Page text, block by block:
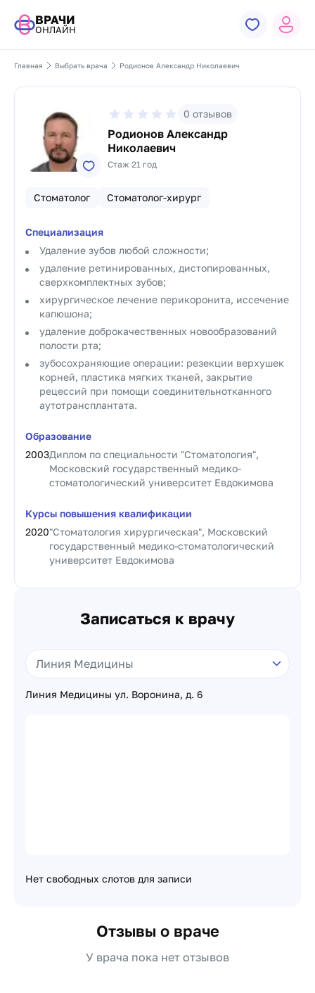
ВРАЧИ
ОНЛАЙН
Главная Выбрать врача Родионов Александр Николаевич
0 отзывов
Родионов Александр
Николаевич
Стаж 21 год
Стоматолог Стоматолог-хирург
Специализация
Удаление зубов любой сложности;
удаление ретинированных, дистопированных,
сверхкомплектных зубов;
хирургическое лечение перикоронита, иссечение
капюшона;
удаление доброкачественных новообразований
полости рта;
зубосохраняющие операции: резекции верхушек
корней, пластика мягких тканей, закрытие
рецессий при помощи соединительнотканного
аутотрансплантата.
Образование
2003Диплом по специальности "Стоматология",
Московский государственный медико-
стоматологический университет Евдокимова
Курсы повышения квалификации
2020"Стоматология хирургическая", Московский
государственный медико-стоматологический
университет Евдокимова
Записаться к врачу
Линия Медицины ул. Воронина, д. 6
Нет свободных слотов для записи
Отзывы о враче
У врача пока нет отзывов